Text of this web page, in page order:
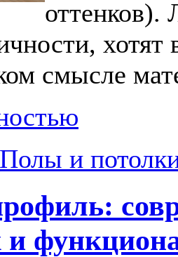
оттенков).
смысле
Полы и